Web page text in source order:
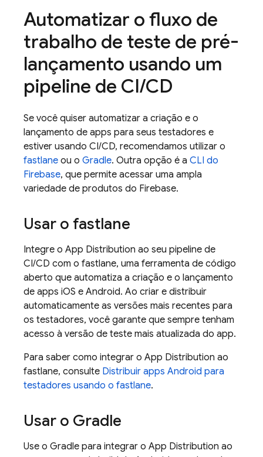
Automatizar o fluxo de
trabalho de teste de pré-
lançamento usando um
pipeline de CI/CD
Se você quiser automatizar a criação e o
lançamento de apps para seus testadores e
estiver usando CI/CD, recomendamos utilizar o
fastlane ou o Gradle. Outra opção é a CLI do
Firebase, que permite acessar uma ampla
variedade de produtos do Firebase.
Usar o fastlane
Integre o App Distribution ao seu pipeline de
CI/CD com o fastlane, uma ferramenta de código
aberto que automatiza a criação e o lançamento
de apps iOS e Android. Ao criar e distribuir
automaticamente as versões mais recentes para
os testadores, você garante que sempre tenham
acesso à versão de teste mais atualizada do app.
Para saber como integrar o App Distribution ao
fastlane, consulte Distribuir apps Android para
testadores usando o fastlane.
Usar o Gradle
Use o Gradle para integrar o App Distribution ao